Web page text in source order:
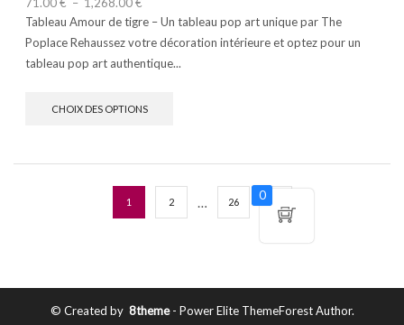
Tableau Amour de tigre – Un tableau pop art unique par The
Poplace Rehaussez votre décoration intérieure et optez pour un
tableau pop art authentique...
CHOIX DES OPTIONS
1 2 … 26
© Created by 8theme- Power Elite ThemeForest Author.
0